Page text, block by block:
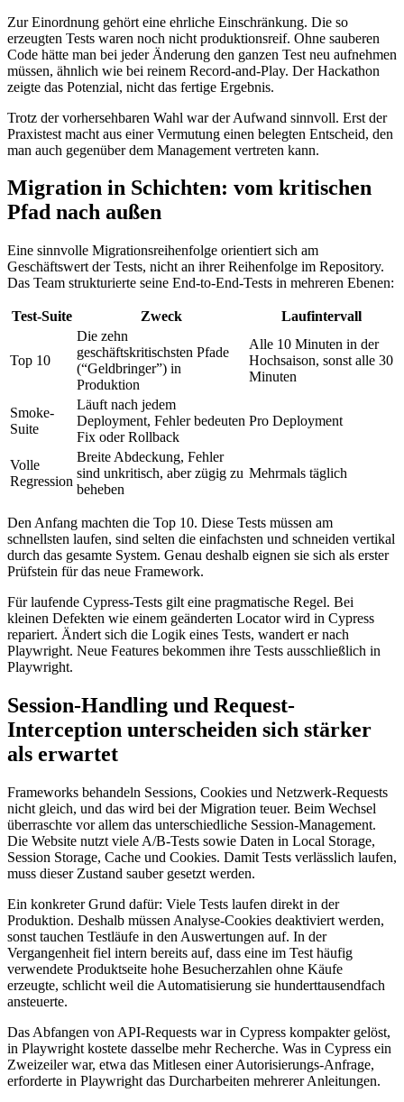
Zur Einordnung gehört eine ehrliche Einschränkung. Die so
erzeugten Tests waren noch nicht produktionsreif. Ohne sauberen
Code hätte man bei jeder Änderung den ganzen Test neu aufnehmen
müssen, ähnlich wie bei reinem Record-and-Play. Der Hackathon
zeigte das Potenzial, nicht das fertige Ergebnis.
Trotz der vorhersehbaren Wahl war der Aufwand sinnvoll. Erst der
Praxistest macht aus einer Vermutung einen belegten Entscheid, den
man auch gegenüber dem Management vertreten kann.
Migration in Schichten: vom kritischen
Pfad nach außen
Eine sinnvolle Migrationsreihenfolge orientiert sich am
Geschäftswert der Tests, nicht an ihrer Reihenfolge im Repository.
Das Team strukturierte seine End-to-End-Tests in mehreren Ebenen:
Test-Suite Zweck Laufintervall
Top 10
Die zehn
geschäftskritischsten Pfade
(“Geldbringer”) in
Produktion
Alle 10 Minuten in der
Hochsaison, sonst alle 30
Minuten
Smoke-
Suite
Läuft nach jedem
Deployment, Fehler bedeuten
Fix oder Rollback
Pro Deployment
Volle
Regression
Breite Abdeckung, Fehler
sind unkritisch, aber zügig zu
beheben
Mehrmals täglich
Den Anfang machten die Top 10. Diese Tests müssen am
schnellsten laufen, sind selten die einfachsten und schneiden vertikal
durch das gesamte System. Genau deshalb eignen sie sich als erster
Prüfstein für das neue Framework.
Für laufende Cypress-Tests gilt eine pragmatische Regel. Bei
kleinen Defekten wie einem geänderten Locator wird in Cypress
repariert. Ändert sich die Logik eines Tests, wandert er nach
Playwright. Neue Features bekommen ihre Tests ausschließlich in
Playwright.
Session-Handling und Request-
Interception unterscheiden sich stärker
als erwartet
Frameworks behandeln Sessions, Cookies und Netzwerk-Requests
nicht gleich, und das wird bei der Migration teuer. Beim Wechsel
überraschte vor allem das unterschiedliche Session-Management.
Die Website nutzt viele A/B-Tests sowie Daten in Local Storage,
Session Storage, Cache und Cookies. Damit Tests verlässlich laufen,
muss dieser Zustand sauber gesetzt werden.
Ein konkreter Grund dafür: Viele Tests laufen direkt in der
Produktion. Deshalb müssen Analyse-Cookies deaktiviert werden,
sonst tauchen Testläufe in den Auswertungen auf. In der
Vergangenheit fiel intern bereits auf, dass eine im Test häufig
verwendete Produktseite hohe Besucherzahlen ohne Käufe
erzeugte, schlicht weil die Automatisierung sie hunderttausendfach
ansteuerte.
Das Abfangen von API-Requests war in Cypress kompakter gelöst,
in Playwright kostete dasselbe mehr Recherche. Was in Cypress ein
Zweizeiler war, etwa das Mitlesen einer Autorisierungs-Anfrage,
erforderte in Playwright das Durcharbeiten mehrerer Anleitungen.